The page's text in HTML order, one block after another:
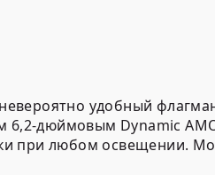
удобный
дюймовым Dynamic
при любом освещении.